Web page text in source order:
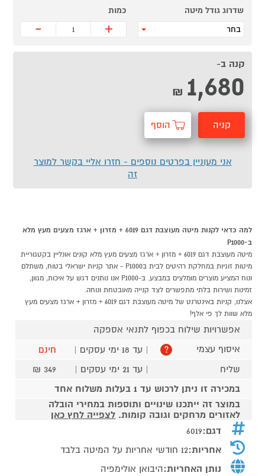
שדרוג גודל מיטה
בחר
כמות
+
-
קנה ב-
1,680
₪
קניה הוסף
אני מעוניין בפרטים נוספים - חזרו אליי בקשר למוצר
זה
למה כדאי לקנות מיטה מעוצבת דגם 6019 + מזרון + ארגז מצעים מעץ מלא
ב-P1000
מיטה מעוצבת דגם 6019 + מזרון + ארגז מצעים מעץ מלא קונים אונליין בקטגוריית
מיטות זוגיות במחלקת רהיטים לבית בP1000 - אתר קניות ישראלי בטוח, משתלם
ונוח המציע מוצרים מומלצים במבצע. ב-P1000 אנו נותנים דגש על איכות, מגוון,
זמינות ושירות בלתי מתפשרים לצד קנייה מאובטחת ונוחה.
אצלנו, קניות באינטרנט של מיטה מעוצבת דגם 6019 + מזרון + ארגז מצעים מעץ
מלא שוות לך פי אלף!
אפשרויות שילוח בכפוף לתנאי אספקה
איסוף עצמי
? | עד 18 ימי עסקים |
חינם
שליח
| עד 21 ימי עסקים |
349 ₪
במכירה זו ניתן לרכוש עד 1 בעלות משלוח אחד
במוצר זה ייתכנו שינויים ותוספות במחירי הובלה
לאזורים מרחקים וגובה קומות. לצפייה לחץ כאן
דגם:6019
אחריות:12 חודשי אחריות על המיטה בלבד
נותן האחריות:היבואן אולימפיה